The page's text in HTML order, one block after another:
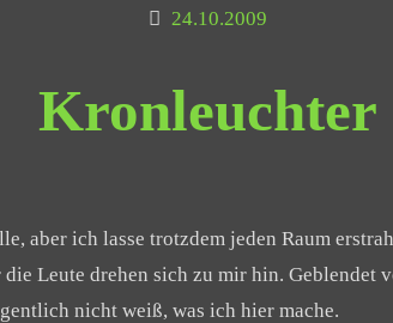
24.10.2009
Kronleuchter
aber ich lasse trotzdem jeden Raum
Leute drehen sich zu mir hin. Geblendet
nicht weiß, was ich hier mache.